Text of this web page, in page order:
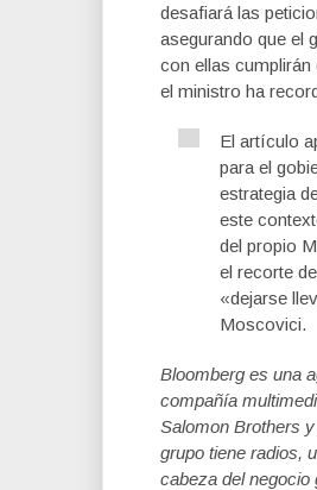
desafiará las
asegurando que el
con ellas cumplirán
el ministro ha
El artículo
para el
estrategia
este
del propio
el recorte
«dejarse
Moscovici.
Bloomberg es una
compañía
Salomon Brothers
grupo tiene radios,
cabeza del negocio